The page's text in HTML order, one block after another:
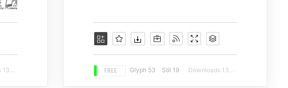
Downloads 13846 FREE Glyph 53 Stil 19 Downloads 13783